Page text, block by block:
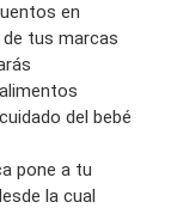
en
de tus marcas
cuidado del bebé
pone a tu
la cual